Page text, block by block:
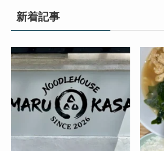
新着記事